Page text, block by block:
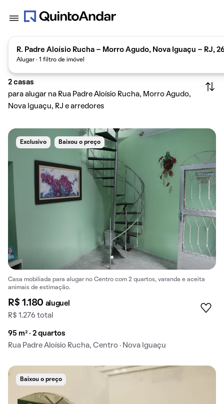
R. Padre Aloísio Rucha - Morro Agudo, Nova Iguaçu - RJ,
Alugar · 1 filtro de imóvel
2 casas
para alugar na Rua Padre Aloísio Rucha, Morro Agudo,
Nova Iguaçu, RJ e arredores
Exclusivo Baixou o preço
Casa mobiliada para alugar no Centro com 2 quartos, varanda e aceita
animais de estimação.
R$ 1.180 aluguel
R$ 1.276 total
95 m² · 2 quartos
Rua Padre Aloísio Rucha, Centro · Nova Iguaçu
Baixou o preço